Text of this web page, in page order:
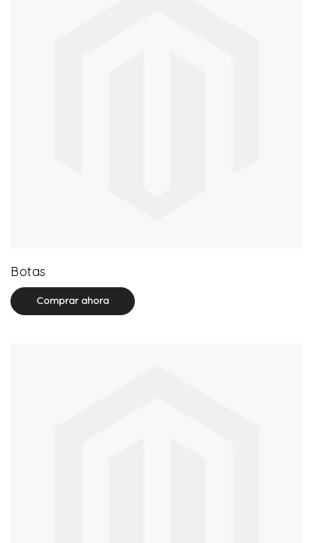
Botas
Comprar ahora